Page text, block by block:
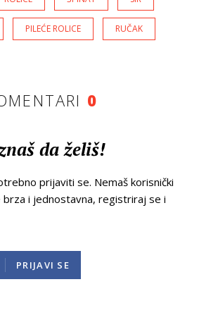
PILEĆE ROLICE RUČAK
0
da želiš!
prijaviti se. Nemaš korisnički
brza i jednostavna, registriraj se i
PRIJAVI SE